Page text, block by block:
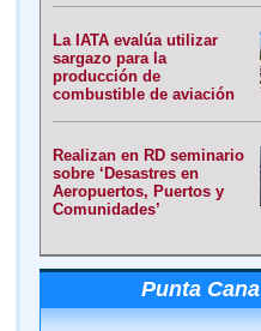
La IATA evalúa utilizar
sargazo para la
producción de
combustible de aviación
Realizan en RD seminario
sobre ‘Desastres en
Aeropuertos, Puertos y
Comunidades’
Punta Cana